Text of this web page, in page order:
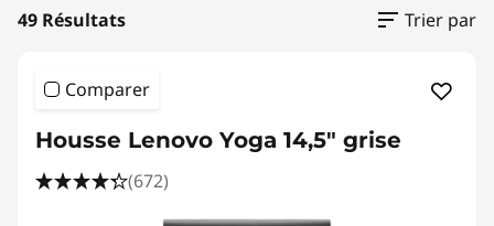
49 Résultats Trier par
Comparer
Housse Lenovo Yoga 14,5" grise
(672)